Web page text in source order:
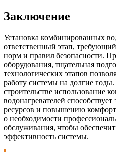
Заключение
Установка комбинированных
ответственный этап,
норм и правил безопасности.
оборудования, тщательная
технологических этапов
работу системы на долгие
строительстве использование
водонагревателей
ресурсов и повышению
о необходимости
обслуживания, чтобы
эффективность системы.